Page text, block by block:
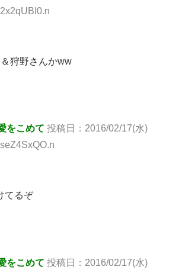
狩野さんかww
をこめて 投稿日：2016/02/17(水)
てるぞ
をこめて 投稿日：2016/02/17(水)